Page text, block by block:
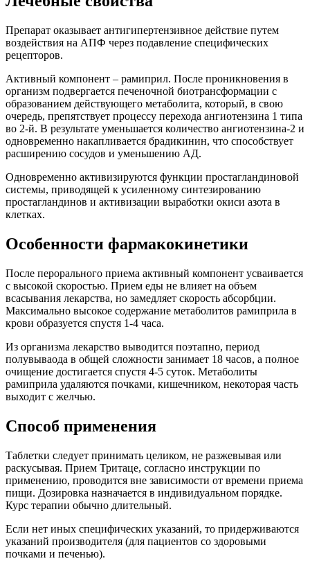
Препарат оказывает антигипертензивное действие путем
воздействия на АПФ через подавление специфических
рецепторов.
Активный компонент – рамиприл. После проникновения в
организм подвергается печеночной биотрансформации с
образованием действующего метаболита, который, в свою
очередь, препятствует процессу перехода ангиотензина 1 типа
во 2-й. В результате уменьшается количество ангиотензина-2 и
одновременно накапливается брадикинин, что способствует
расширению сосудов и уменьшению АД.
Одновременно активизируются функции простагландиновой
системы, приводящей к усиленному синтезированию
простагландинов и активизации выработки окиси азота в
клетках.
Особенности фармакокинетики
После перорального приема активный компонент усваивается
с высокой скоростью. Прием еды не влияет на объем
всасывания лекарства, но замедляет скорость абсорбции.
Максимально высокое содержание метаболитов рамиприла в
крови образуется спустя 1-4 часа.
Из организма лекарство выводится поэтапно, период
полувываода в общей сложности занимает 18 часов, а полное
очищение достигается спустя 4-5 суток. Метаболиты
рамиприла удаляются почками, кишечником, некоторая часть
выходит с желчью.
Способ применения
Таблетки следует принимать целиком, не разжевывая или
раскусывая. Прием Тритаце, согласно инструкции по
применению, проводится вне зависимости от времени приема
пищи. Дозировка назначается в индивидуальном порядке.
Курс терапии обычно длительный.
Если нет иных специфических указаний, то придерживаются
указаний производителя (для пациентов со здоровыми
почками и печенью).